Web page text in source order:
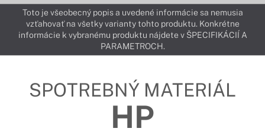
Toto je všeobecný popis a uvedené informácie sa nemusia
vzťahovať na všetky varianty tohto produktu. Konkrétne
informácie k vybranému produktu nájdete v ŠPECIFIKÁCIÍ A
PARAMETROCH.
SPOTREBNÝ MATERIÁL
HP